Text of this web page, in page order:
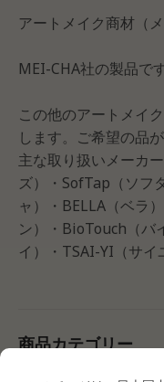
アートメイク商材（
MEI-CHA社の製品です
この他のアートメイ
します。ご希望の品
主な取り扱いメーカ
ズ）・SofTap（ソフ
ャ）・BELLA（ベラ
ン）・BioTouch（バ
イ）・TSAI-YI（サイ
商品カテゴリー